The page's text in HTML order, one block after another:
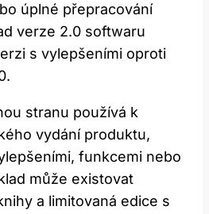
úplné přepracování
verze 2.0 softwaru
s vylepšeními oproti
stranu používá k
vydání produktu,
funkcemi nebo
může existovat
a limitovaná edice s